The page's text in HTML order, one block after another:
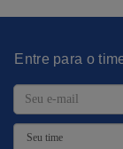
Entre para o